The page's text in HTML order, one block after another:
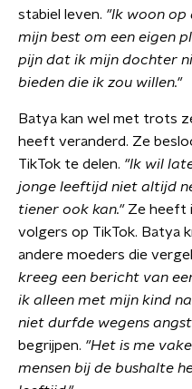
stabiel leven. "Ik woon op
mijn best om een eigen
pijn dat ik mijn dochter
bieden die ik zou willen."
Batya kan wel met trots
heeft veranderd. Ze
TikTok te delen. "Ik wil
jonge leeftijd niet altijd
tiener ook kan." Ze heeft
volgers op TikTok. Batya
andere moeders die
kreeg een bericht van
ik alleen met mijn kind
niet durfde wegens
begrijpen. "Het is me
mensen bij de bushalte